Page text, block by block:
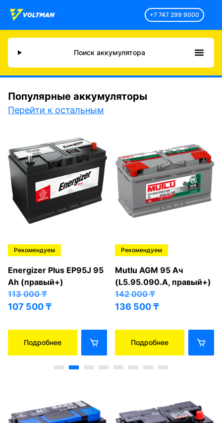
+7 747 299 9000
Поиск аккумулятора
Популярные аккумуляторы
Перейти к остальным
Рекомендуем
Energizer Plus EP95J 95
Ah (правый+)
113 000₸
107 500₸
Подробнее
Рекомендуем
Mutlu AGM 95 Ач
(L5.95.090.A, правый+)
142 000₸
136 500₸
Подробнее